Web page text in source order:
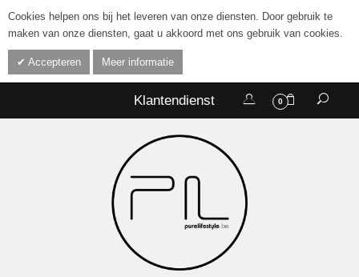
Cookies helpen ons bij het leveren van onze diensten. Door gebruik te
maken van onze diensten, gaat u akkoord met ons gebruik van cookies.
Accepteren Meer informatie
0
Klantendienst